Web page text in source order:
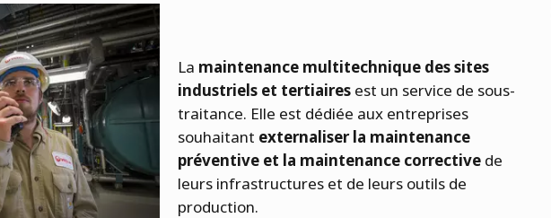
La maintenance multitechnique des sites
industriels et tertiaires est un service de sous-
traitance. Elle est dédiée aux entreprises
souhaitant externaliser la maintenance
préventive et la maintenance corrective de
leurs infrastructures et de leurs outils de
production.